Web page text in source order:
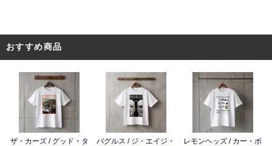
おすすめ商品
ザ・カーズ / グッド・タ
バグルス / ジ・エイジ・
レモンヘッズ / カー・ボ